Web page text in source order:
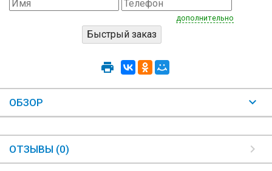
дополнительно
ОБЗОР
ОТЗЫВЫ (0)